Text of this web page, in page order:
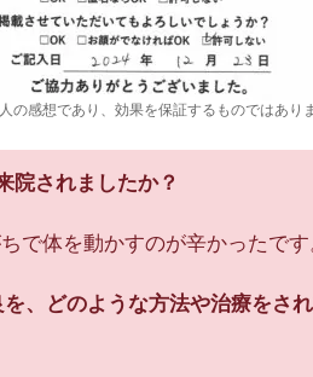
の感想であり、効果を保証するものではあり
院されましたか？
で体を動かすのが辛かったです
、どのような方法や治療をさ